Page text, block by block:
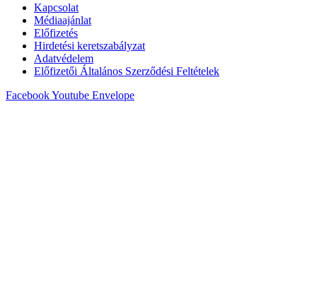
Kapcsolat
Médiaajánlat
Előfizetés
Hirdetési keretszabályzat
Adatvédelem
Előfizetői Általános Szerződési Feltételek
FacebookYoutube Envelope